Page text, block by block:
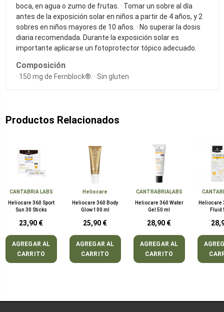
boca, en agua o zumo de frutas. · Tomar un sobre al día
antes de la exposición solar en niños a partir de 4 años, y 2
sobres en niños mayores de 10 años. · No superar la dosis
diaria recomendada. Durante la exposición solar es
importante aplicarse un fotoprotector tópico adecuado.
Composición
· 150 mg de Fernblock®. · Sin gluten
Productos Relacionados
CANTABRIA LABS
Heliocare 360 Sport
Sun 30 Sticks
23,90 €
AGREGAR AL
CARRITO
Heliocare
Heliocare 360 Body
Glow 100 ml
25,90 €
AGREGAR AL
CARRITO
CANTRABRIALABS
Heliocare 360 Water
Gel 50 ml
28,90 €
AGREGAR AL
CARRITO
Heliocare
Fluid